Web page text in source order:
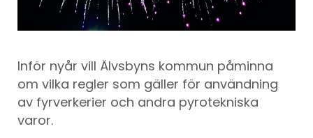
Inför nyår vill Älvsbyns kommun påminna
om vilka regler som gäller för användning
av fyrverkerier och andra pyrotekniska
varor.